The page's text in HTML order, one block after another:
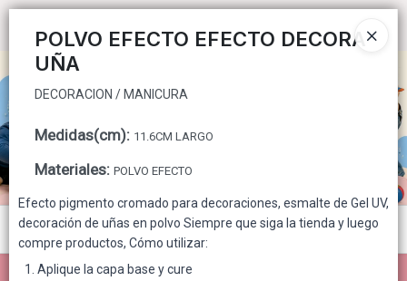
DECORACION / MANICURA
POLVO EFECTO EFECTO DECORA
UÑA
DECORACION / MANICURA
Medidas(cm): 11.6CM LARGO
Materiales: POLVO EFECTO
Efecto pigmento cromado para decoraciones, esmalte de Gel UV,
decoración de uñas en polvo Siempre que siga la tienda y luego
compre productos, Cómo utilizar:
Aplique la capa base y cure
CÓMO COMPRAR
CONTACTO
Menú
DECORACION / MANICURA